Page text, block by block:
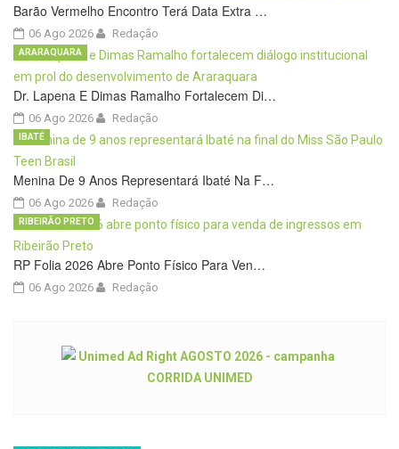
Barão Vermelho Encontro Terá Data Extra …
06 Ago 2026 Redação
Dr. Lapena E Dimas Ramalho Fortalecem Di…
06 Ago 2026
ARARAQUARA
Redação
Menina De 9 Anos Representará Ibaté Na F…
06 Ago 2026
IBATÉ
Redação
RP Folia 2026 Abre Ponto Físico Para Ven…
06 Ago 2026
RIBEIRÃO PRETO
Redação